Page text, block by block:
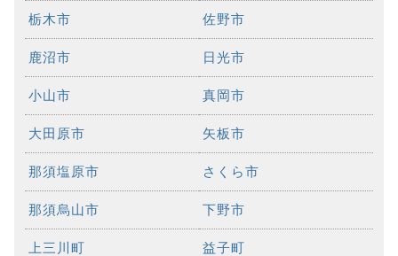
栃木市 佐野市
鹿沼市 日光市
小山市 真岡市
大田原市 矢板市
那須塩原市 さくら市
那須烏山市 下野市
上三川町 益子町